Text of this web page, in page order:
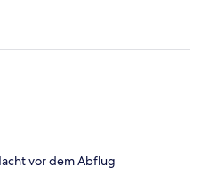
vor dem Abflug